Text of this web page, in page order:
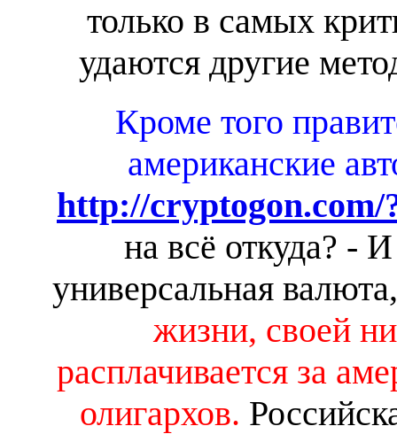
только в самых
удаются другие
Кроме того
американские
http://cryptogon.com/
на всё откуда? -
универсальная
жизни, своей
расплачивается за
олигархов.